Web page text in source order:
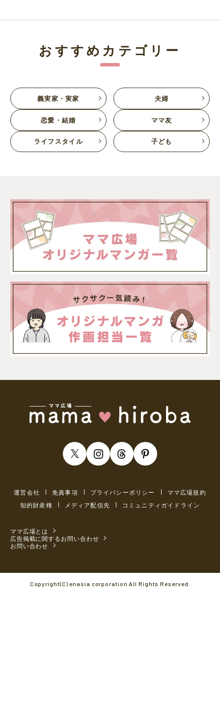
おすすめカテゴリー
義実家・実家 夫婦
恋愛・結婚 ママ友
ライフスタイル 子ども
運営会社 免責事項 プライバシーポリシー
ママ広場規約
知的財産権
メディア配信先 コミュニティガイドライン
ママ広場とは
広告掲載に関するお問い合わせ
お問い合わせ
Copyright(C) enasia corporation All Rights Reserved.